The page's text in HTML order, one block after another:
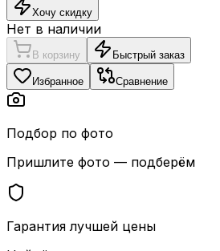
Хочу скидку
Нет в наличии
В корзину Быстрый заказ
Избранное Сравнение
Подбор по фото
Пришлите фото — подберём
Гарантия лучшей цены